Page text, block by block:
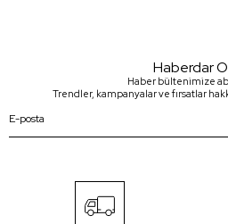
Haberdar
Haber bültenimize
Trendler, kampanyalar ve fırsatlar